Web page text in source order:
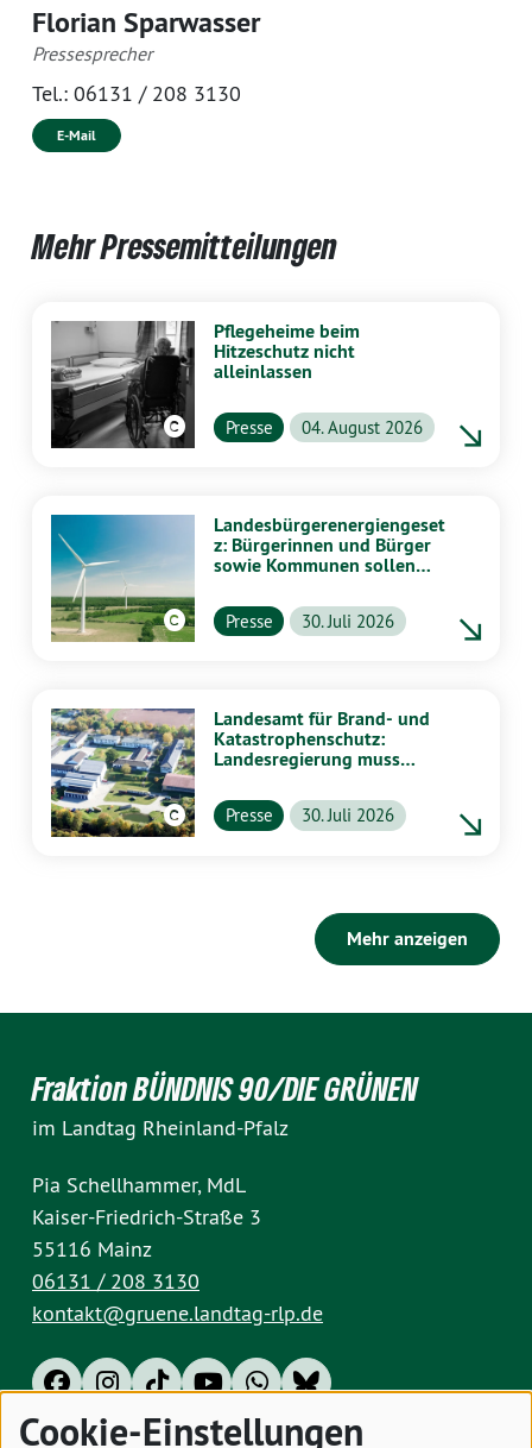
Florian Sparwasser
Pressesprecher
Tel.: 06131 / 208 3130
E-Mail
Mehr Pressemitteilungen
Pflegeheime beim
Hitzeschutz nicht
alleinlassen
Presse 04. August 2026
Landesbürgerenergiengeset
z: Bürgerinnen und Bürger
sowie Kommunen sollen
profitieren
Presse 30. Juli 2026
Landesamt für Brand- und
Katastrophenschutz:
Landesregierung muss
Presse 30. Juli 2026
Mehr anzeigen
Fraktion BÜNDNIS 90/DIE GRÜNEN
im Landtag Rheinland-Pfalz
Pia Schellhammer, MdL
Kaiser-Friedrich-Straße 3
55116 Mainz
06131 / 208 3130
kontakt@gruene.landtag-rlp.de
Cookie-Einstellungen